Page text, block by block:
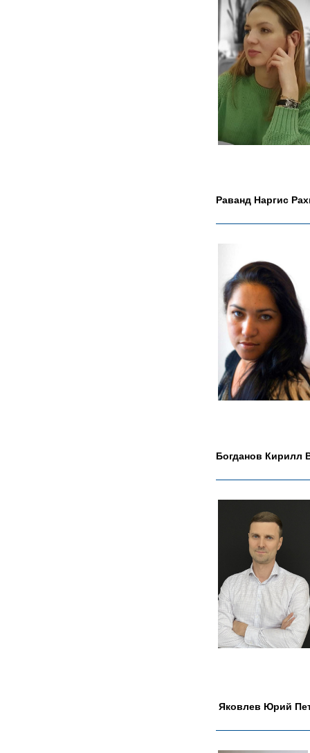
Раванд Наргис
Богданов Кирилл
Яковлев Юрий